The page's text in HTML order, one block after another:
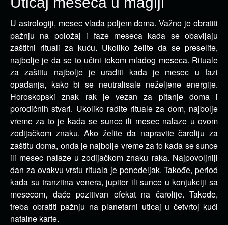
U astrologiji, mesec vlada poljem doma. Važno je obratiti
pažnju na položaj i faze meseca kada se obavljaju
zaštitni rituali za kuću. Ukoliko želite da se preselite,
najbolje je da se to učini tokom mladog meseca. Rituale
za zaštitu najbolje je uraditi kada je mesec u fazi
opadanja, kako bi se neutralisale neželjene energije.
Horoskopski znak rak je vezan za pitanje doma i
porodičnih stvari. Ukoliko radite rituale za dom, najbolje
vreme za to je kada se sunce ili mesec nalaze u ovom
zodijačkom znaku. Ako želite da napravite čaroliju za
zaštitu doma, onda je najbolje vreme za to kada se sunce
ili mesec nalaze u zodijačkom znaku raka. Najpovoljniji
dan za ovakvu vrstu rituala je ponedeljak. Takođe, period
kada su tranzitna venera, jupiter ili sunce u konjukciji sa
mesecom, daće pozitivan efekat na čarolije. Takođe,
treba obratiti pažnju na planetarni uticaj u četvrtoj kući
natalne karte.